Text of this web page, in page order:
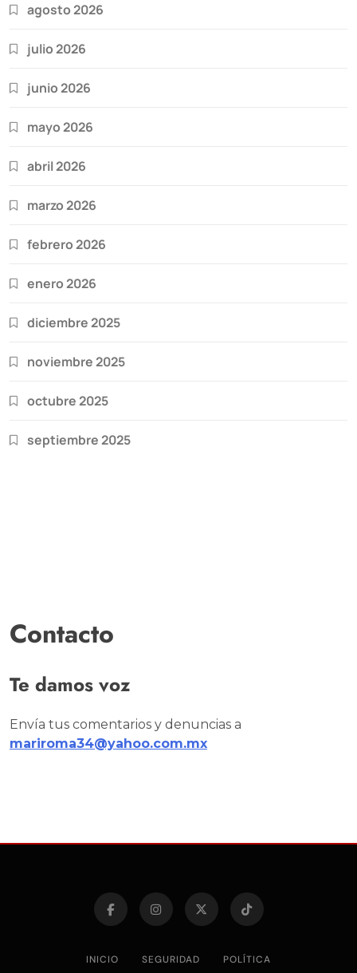
agosto 2026
julio 2026
junio 2026
mayo 2026
abril 2026
marzo 2026
febrero 2026
enero 2026
diciembre 2025
noviembre 2025
octubre 2025
septiembre 2025
Contacto
Te damos voz
Envía tus comentarios y denuncias a
mariroma34@yahoo.com.mx
INICIO SEGURIDAD POLÍTICA